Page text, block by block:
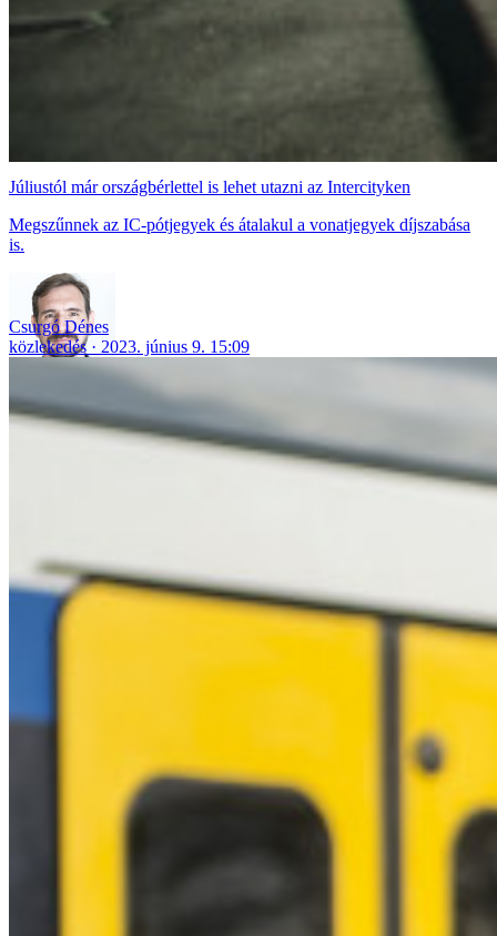
Júliustól már országbérlettel is lehet utazni az Intercityken
Megszűnnek az IC-pótjegyek és átalakul a vonatjegyek díjszabása
is.
Csurgó Dénes
közlekedés
2023. június 9. 15:09